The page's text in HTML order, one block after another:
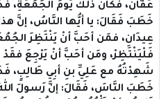
عَفَّانَ، فَكانَ ذلكَ يَومَ الجُمُعَةِ،
خَطَبَ فَقَالَ: يا أيُّها النَّاسُ، إنَّ
عِيدَانِ، فمَن أحَبَّ أنْ يَنْتَظِرَ
فَلْيَنْتَظِرْ، ومَن أحَبَّ أنْ يَرْجِعَ فقَدْ
شَهِدْتُهُ مع عَلِيِّ بنِ أبِي طَالِبٍ،
خَطَبَ النَّاسَ، فَقَالَ: إنَّ رَسولَ